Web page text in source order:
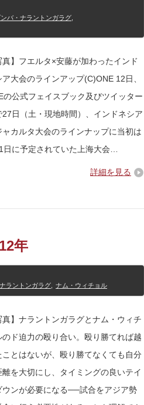
バ・ナラントンガラグ
真】フエルタ×安藤が加わったインド
ア大会のラインアップ(C)ONE 12日、
の公式フェイスブック及びツイッター
27日（土・現地時間）、インドネシア
ャカルタ大会のラインナップに当初は
日に予定されていた上海大会…
詳細を見る
年
ラントンガラグ ナム・ウィチョル
真】ナラントンガラグとナム・ウィチ
のド迫力の殴り合い。殴り勝てれば越
ことはないが、殴り勝てなくても自分
離を大切にし、タイミングの良いテイ
ウンが必要になる──試合をアジア勢